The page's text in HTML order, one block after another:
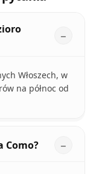
Włoszech, w
na północ od
Como?